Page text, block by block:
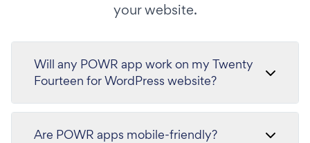
your website.
Will any POWR app work on my Twenty
Fourteen for WordPress website?
Are POWR apps mobile-friendly?